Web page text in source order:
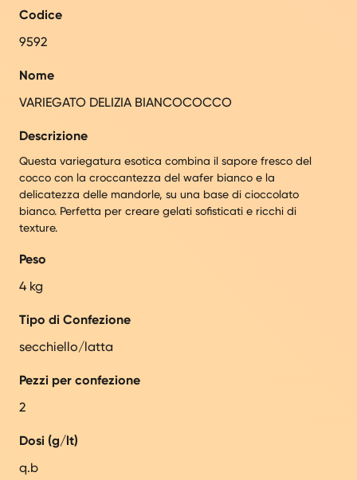
Codice
9592
Nome
VARIEGATO DELIZIA BIANCOCOCCO
Descrizione
Questa variegatura esotica combina il sapore fresco del
cocco con la croccantezza del wafer bianco e la
delicatezza delle mandorle, su una base di cioccolato
bianco. Perfetta per creare gelati sofisticati e ricchi di
texture.
Peso
4 kg
Tipo di Confezione
secchiello/latta
Pezzi per confezione
2
Dosi (g/lt)
q.b